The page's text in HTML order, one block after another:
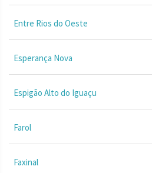
Entre Rios do Oeste
Esperança Nova
Espigão Alto do Iguaçu
Farol
Faxinal